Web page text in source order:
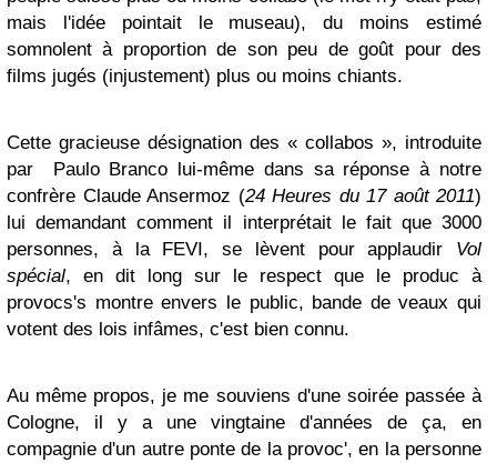
mais l'idée pointait le museau), du moins estimé
somnolent à proportion de son peu de goût pour des
films jugés (injustement) plus ou moins chiants.
Cette gracieuse désignation des « collabos », introduite
par Paulo Branco lui-même dans sa réponse à notre
confrère Claude Ansermoz (24 Heures du 17 août 2011)
lui demandant comment il interprétait le fait que 3000
personnes, à la FEVI, se lèvent pour applaudir Vol
spécial, en dit long sur le respect que le produc à
provocs's montre envers le public, bande de veaux qui
votent des lois infâmes, c'est bien connu.
Au même propos, je me souviens d'une soirée passée à
Cologne, il y a une vingtaine d'années de ça, en
compagnie d'un autre ponte de la provoc', en la personne